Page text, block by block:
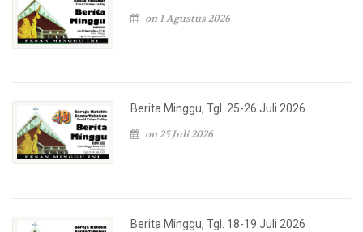
on 1 Agustus 2026
Berita Minggu, Tgl. 25-26 Juli 2026
on 25 Juli 2026
Berita Minggu, Tgl. 18-19 Juli 2026